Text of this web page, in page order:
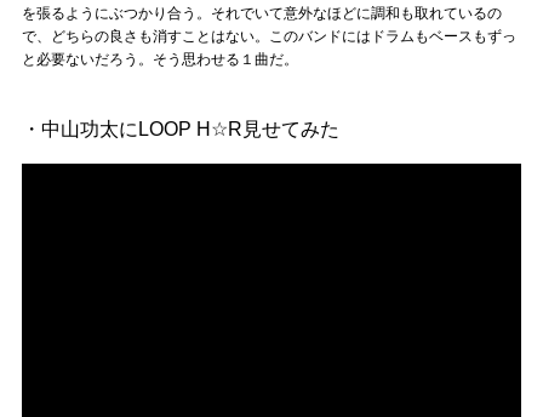
を張るようにぶつかり合う。それでいて意外なほどに調和も取れているの
で、どちらの良さも消すことはない。このバンドにはドラムもベースもずっ
と必要ないだろう。そう思わせる１曲だ。
・中山功太にLOOP H☆R見せてみた